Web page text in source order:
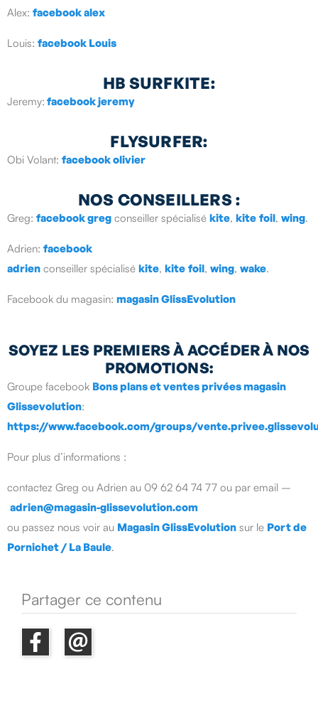
Alex: facebook alex
Louis: facebook Louis
HB SURFKITE:
Jeremy: facebook jeremy
FLYSURFER:
Obi Volant: facebook olivier
NOS CONSEILLERS :
Greg: facebook greg conseiller spécialisé kite, kite foil, wing.
Adrien: facebook
adrien conseiller spécialisé kite, kite foil, wing, wake.
Facebook du magasin: magasin GlissEvolution
SOYEZ LES PREMIERS À ACCÉDER À NOS
PROMOTIONS:
Groupe facebook Bons plans et ventes privées magasin
Glissevolution:
https://www.facebook.com/groups/
Pour plus d’informations :
contactez Greg ou Adrien au 09 62 64 74 77 ou par email –
adrien@magasin-glissevolution.com
ou passez nous voir au Magasin GlissEvolution sur le Port de
Pornichet / La Baule.
Partager ce contenu